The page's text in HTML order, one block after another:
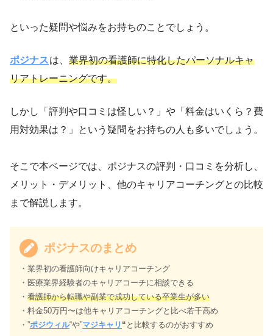
といった疑問や悩みをお持ちのことでしょう。
ポジナスは、 業界初の看護師に特化したパーソナルキャ
リアトレーニングです。
しかし「評判や口コミは怪しい？」や「料金はいくら？費
用対効果は？」という疑問をお持ちの人も多いでしょう。
そこで本ページでは、ポジナスの評判・口コミを分析し、
メリット・デメリット、他のキャリアコーチングとの比較
まで解説します。
ポジナスのまとめ
・業界初の看護師向けキャリアコーチング
・医療業界経験者のキャリアコーチに相談できる
・ 看護師から転職や副業で成功している卒業生が多い
・料金50万円〜は他キャリアコーチングと比べ若干高め
・”ポジウィル“や”マジキャリ “ と比較するのがおすすめ